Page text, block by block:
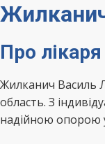
Про лікаря
Жилканич Василь
область. З
надійною опорою